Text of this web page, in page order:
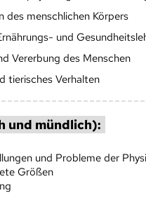
des menschlichen Körpers
und
Vererbung des Menschen
tierisches Verhalten
und mündlich):
und Probleme der
Größen